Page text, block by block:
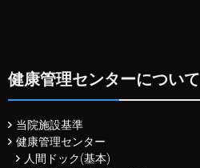
健康管理センターについて
当院施設基準
健康管理センター
人間ドック(基本)